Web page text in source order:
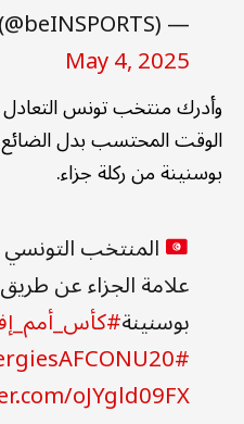
— beIN SPORTS (@beINSPORTS)
May 4, 2025
الوقت المحتسب بدل
بوسنينة من ركلة جزاء.
المنتخب
علامة الجزاء عن
بوسنينة
#TotalEnergiesAFCONU20
oJYgld09FX